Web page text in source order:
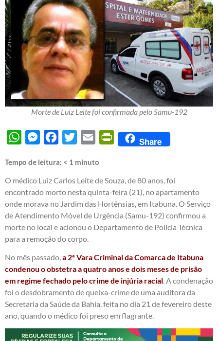
Morte de Luiz Leite foi confirmada pelo Samu-192
WhatsAppMessengerFacebook
Twitter Email PrintFriendly
Share
Tempo de leitura: < 1 minuto
O médico Luiz Carlos Leite de Souza, de 80 anos, foi
encontrado morto nesta quinta-feira (21), no apartamento
onde morava no Jardim das Hortênsias, em Itabuna. O Serviço
de Atendimento Móvel de Urgência (Samu-192) confirmou a
morte no local e acionou o Departamento de Polícia Técnica
para a remoção do corpo.
No mês passado,a 2ª Vara Criminal da Comarca de Itabuna
condenou o obstetra a quatro anos e dois meses de prisão
em regime fechado pelo crime de injúria racial. A condenação
foi o desdobramento de queixa-crime de uma auditora da
Secretaria da Saúde da Bahia, feita no dia 21 de fevereiro deste
ano, quando o médico foi preso em flagrante.